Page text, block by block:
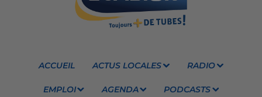
ACCUEIL ACTUS LOCALES RADIO
EMPLOI AGENDA PODCASTS